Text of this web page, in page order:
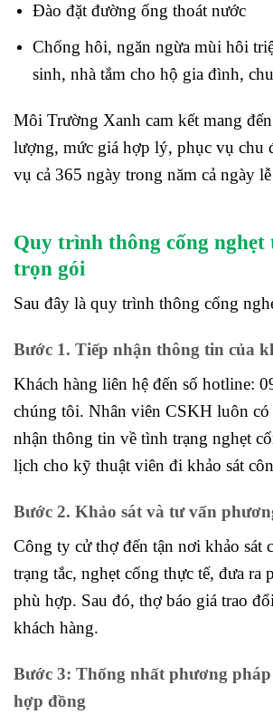
Đào đặt đường ống thoát nước
Chống hôi, ngăn ngừa mùi hôi
sinh, nhà tắm cho hộ gia đình,
Môi Trường Xanh cam kết mang
lượng, mức giá hợp lý, phục vụ chu
vụ cả 365 ngày trong năm cả ngày
Quy trình thông cống nghẹt
trọn gói
Sau đây là quy trình thông cống
Bước 1. Tiếp nhận thông tin của
Khách hàng liên hệ đến số hotline:
chúng tôi. Nhân viên CSKH luôn có
nhận thông tin về tình trạng nghẹt
lịch cho kỹ thuật viên đi khảo sát
Bước 2. Khảo sát và tư vấn
Công ty cử thợ đến tận nơi khảo sát
trạng tắc, nghẹt cống thực tế, đưa ra
phù hợp. Sau đó, thợ báo giá trao
khách hàng.
Bước 3: Thống nhất phương
hợp đồng